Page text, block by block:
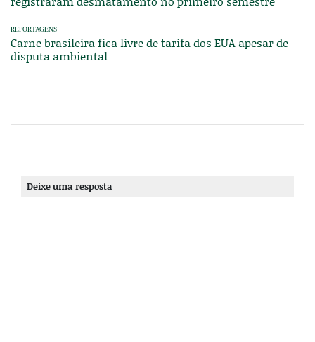
REPORTAGENS
Carne brasileira fica livre de tarifa dos EUA apesar de
disputa ambiental
Deixe uma resposta